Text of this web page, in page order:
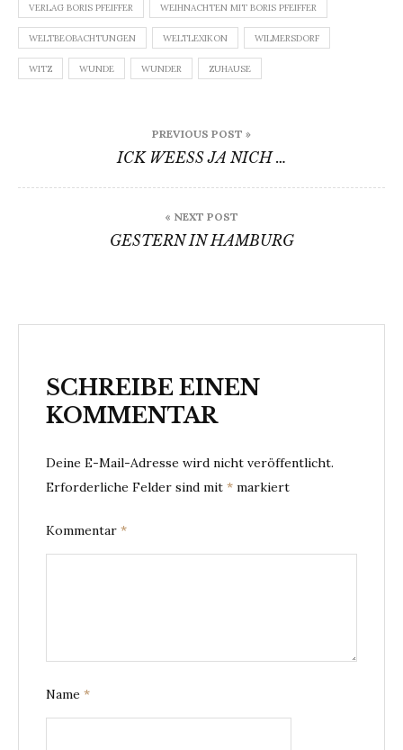
VERLAG BORIS PFEIFFER WEIHNACHTEN MIT BORIS PFEIFFER
WELTBEOBACHTUNGEN WELTLEXIKON WILMERSDORF
WITZ WUNDE WUNDER ZUHAUSE
PREVIOUS POST »
ICK WEESS JA NICH …
« NEXT POST
GESTERN IN HAMBURG
SCHREIBE EINEN
KOMMENTAR
Deine E-Mail-Adresse wird nicht veröffentlicht.
Erforderliche Felder sind mit * markiert
Kommentar *
Name *